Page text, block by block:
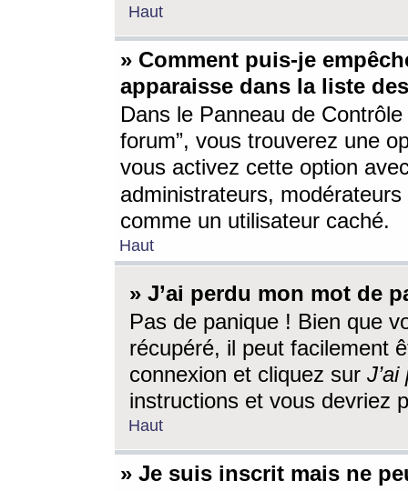
Haut
» Comment puis-je
apparaisse dans la liste
Dans le Panneau de
forum”, vous trouverez une
vous activez cette option
administrateurs,
comme un utilisateur caché.
Haut
» J’ai perdu mon mot de
Pas de panique ! Bien que
récupéré, il peut facilement
connexion et cliquez sur
instructions et vous devriez
Haut
» Je suis inscrit mais ne